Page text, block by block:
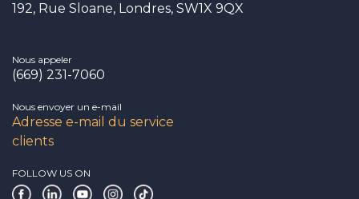
192, Rue Sloane, Londres, SW1X 9QX
Nous appeler
(669) 231-7060
Nous envoyer un e-mail
Adresse e-mail du service
clients
FOLLOW US ON